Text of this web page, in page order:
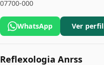
07700-000
WhatsApp Ver perfil
Reflexologia Anrss